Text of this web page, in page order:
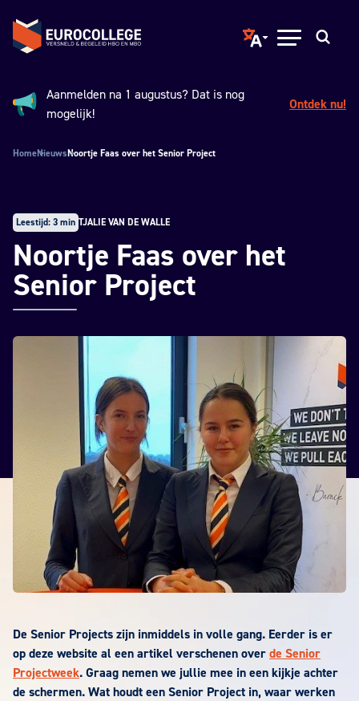
Spring naar hoofdinhoud
Terug naar de homepage
Translate page to
Open menu
Aankondiging:
Aanmelden na 1 augustus? Dat is nog
mogelijk!
Ontdek nu!
HomeNieuwsNoortje Faas over het Senior Project
Leestijd: 3 min TJALIE VAN DE WALLE
Noortje Faas over het
Senior Project
De Senior Projects zijn inmiddels in volle gang. Eerder is er
op deze website al een artikel verschenen over de Senior
Projectweek. Graag nemen we jullie mee in een kijkje achter
de schermen. Wat houdt een Senior Project in, waar werken